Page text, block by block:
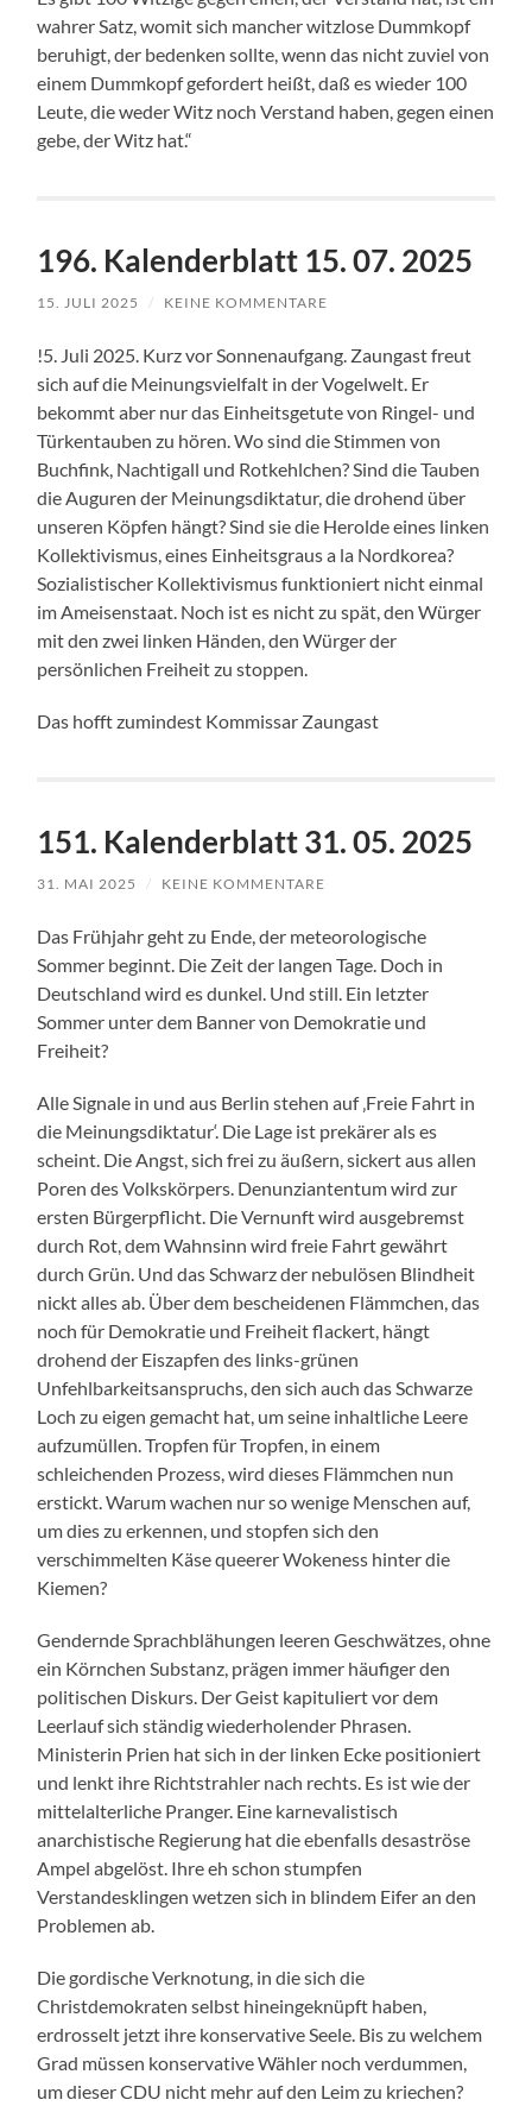
wahrer Satz, womit sich mancher witzlose Dummkopf
beruhigt, der bedenken sollte, wenn das nicht zuviel von
einem Dummkopf gefordert heißt, daß es wieder 100
Leute, die weder Witz noch Verstand haben, gegen einen
gebe, der Witz hat.“
196. Kalenderblatt 15. 07. 2025
15. JULI 2025 / KEINE KOMMENTARE
!5. Juli 2025. Kurz vor Sonnenaufgang. Zaungast freut
sich auf die Meinungsvielfalt in der Vogelwelt. Er
bekommt aber nur das Einheitsgetute von Ringel- und
Türkentauben zu hören. Wo sind die Stimmen von
Buchfink, Nachtigall und Rotkehlchen? Sind die Tauben
die Auguren der Meinungsdiktatur, die drohend über
unseren Köpfen hängt? Sind sie die Herolde eines linken
Kollektivismus, eines Einheitsgraus a la Nordkorea?
Sozialistischer Kollektivismus funktioniert nicht einmal
im Ameisenstaat. Noch ist es nicht zu spät, den Würger
mit den zwei linken Händen, den Würger der
persönlichen Freiheit zu stoppen.
Das hofft zumindest Kommissar Zaungast
151. Kalenderblatt 31. 05. 2025
31. MAI 2025 / KEINE KOMMENTARE
Das Frühjahr geht zu Ende, der meteorologische
Sommer beginnt. Die Zeit der langen Tage. Doch in
Deutschland wird es dunkel. Und still. Ein letzter
Sommer unter dem Banner von Demokratie und
Freiheit?
Alle Signale in und aus Berlin stehen auf ‚Freie Fahrt in
die Meinungsdiktatur‘. Die Lage ist prekärer als es
scheint. Die Angst, sich frei zu äußern, sickert aus allen
Poren des Volkskörpers. Denunziantentum wird zur
ersten Bürgerpflicht. Die Vernunft wird ausgebremst
durch Rot, dem Wahnsinn wird freie Fahrt gewährt
durch Grün. Und das Schwarz der nebulösen Blindheit
nickt alles ab. Über dem bescheidenen Flämmchen, das
noch für Demokratie und Freiheit flackert, hängt
drohend der Eiszapfen des links-grünen
Unfehlbarkeitsanspruchs, den sich auch das Schwarze
Loch zu eigen gemacht hat, um seine inhaltliche Leere
aufzumüllen. Tropfen für Tropfen, in einem
schleichenden Prozess, wird dieses Flämmchen nun
erstickt. Warum wachen nur so wenige Menschen auf,
um dies zu erkennen, und stopfen sich den
verschimmelten Käse queerer Wokeness hinter die
Kiemen?
Gendernde Sprachblähungen leeren Geschwätzes, ohne
ein Körnchen Substanz, prägen immer häufiger den
politischen Diskurs. Der Geist kapituliert vor dem
Leerlauf sich ständig wiederholender Phrasen.
Ministerin Prien hat sich in der linken Ecke positioniert
und lenkt ihre Richtstrahler nach rechts. Es ist wie der
mittelalterliche Pranger. Eine karnevalistisch
anarchistische Regierung hat die ebenfalls desaströse
Ampel abgelöst. Ihre eh schon stumpfen
Verstandesklingen wetzen sich in blindem Eifer an den
Problemen ab.
Die gordische Verknotung, in die sich die
Christdemokraten selbst hineingeknüpft haben,
erdrosselt jetzt ihre konservative Seele. Bis zu welchem
Grad müssen konservative Wähler noch verdummen,
um dieser CDU nicht mehr auf den Leim zu kriechen?